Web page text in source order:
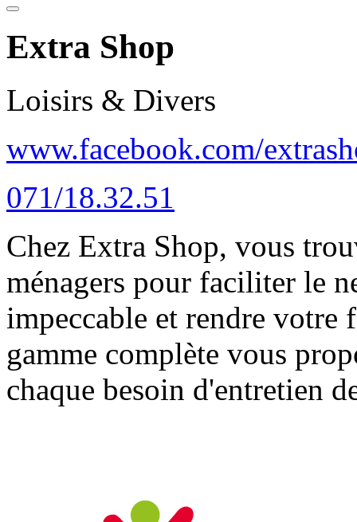
Extra Shop
Loisirs & Divers
www.facebook.com/
071/18.32.51
Chez Extra Shop, vous
ménagers pour faciliter le
impeccable et rendre votre
gamme complète vous
chaque besoin d'entretien